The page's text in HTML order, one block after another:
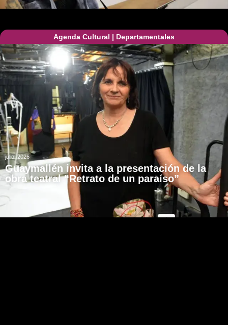
Agenda Cultural | Departamentales
julio, 2026
Guaymallén invita a la presentación de la
obra teatral “Retrato de un paraíso”